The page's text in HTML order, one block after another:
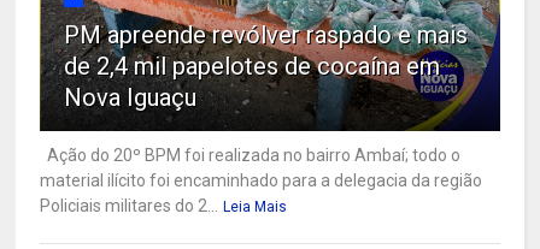
PM apreende revólver raspado e mais
de 2,4 mil papelotes de cocaína em
Nova Iguaçu
Ação do 20º BPM foi realizada no bairro Ambaí; todo o
material ilícito foi encaminhado para a delegacia da região
Policiais militares do 2...
Leia Mais